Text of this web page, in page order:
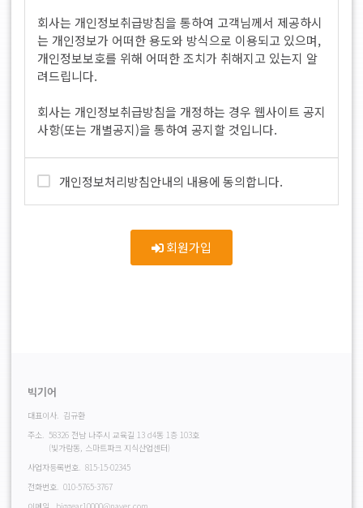
입하고, 본 약관에 동의하여 서비스 이용계약을 완료시키
는 행위
4. 회원 : 당 사이트에 회원가입에 필요한 개인정보를 제공
하여 회원 등록을 한 자
하여 이용자가 선정하고 회사가 승인하는 영문자와 숫자
의 조합(하나의 주민등록번호에 하나의 ID만 발급 가능
용자 자신이 설정한 영문자와 숫자, 특수문자의 조합
7. 이용해지 : 회사 또는 회원이 서비스 이용이후 그 이용
제3조(약관의 효력과 변경)
① 이 약관의 서비스 화면에 게시하거나 공지사항 게시판
또는 기타의 방법으로 공지함으로써 효력이 발생됩니다.
② 회사는 필요하다고 인정되는 경우 이 약관의 내용을 변
경할 수 있으며, 변경된 약관은 서비스 화면에 공지하며,
공지후 7일 이후에도 거부의사를 표시하지 아니하고 서비
스를 계속 사용할 경우 약관의 변경 사항에 동의한 것으로
간주됩니다.
회사는 개인정보취급방침을 통하여 고객님께서 제공하시
는 개인정보가 어떠한 용도와 방식으로 이용되고 있으며,
개인정보보호를 위해 어떠한 조치가 취해지고 있는지 알
려드립니다.
회사는 개인정보취급방침을 개정하는 경우 웹사이트 공지
사항(또는 개별공지)을 통하여 공지할 것입니다.
회사는 회원가입, 상담, 서비스 신청 등등을 위해 아래와
ο 수집항목 : 이름 , 생년월일 , 성별 , 로그인ID , 비밀번호
, 비밀번호 질문과 답변 , 이메일 , 서비스 이용기록 , 접속
ο 서비스 제공에 관한 계약 이행
ο 회원 관리 - 회원제 서비스 이용에 따른 본인확인 , 개인
식별 , 불량회원의 부정 이용 방지와 비인가 사용 방지 , 가
입 의사 확인 , 연령확인 , 만14세 미만 아동 개인정보 수
집 시 법정 대리인 동의여부 확인
ο 마케팅 및 광고에 활용
ο 접속 빈도 파악 또는 회원의 서비스 이용에 대한 통계
개인정보처리방침안내의 내용에 동의합니다.
회원가입
빅기어
대표이사. 김규환
주소. 58326 전남 나주시 교육길 13 d4동 1층 103호
(빛가람동, 스마트파크 지식산업센터)
사업자등록번호. 815-15-02345
전화번호. 010-5765-3767